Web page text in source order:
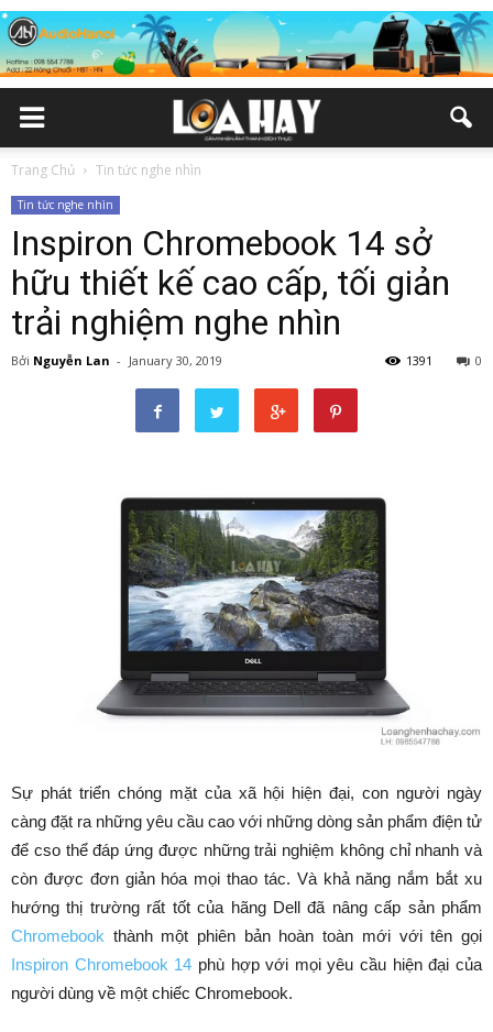
Trang Chủ Tin tức nghe nhìn
Tin tức nghe nhìn
Inspiron Chromebook 14 sở
hữu thiết kế cao cấp, tối giản
trải nghiệm nghe nhìn
Bởi Nguyễn Lan - January 30, 2019 0
1391
Sự phát triển chóng mặt của xã hội hiện đại, con người ngày
càng đặt ra những yêu cầu cao với những dòng sản phẩm điện tử
để cso thể đáp ứng được những trải nghiệm không chỉ nhanh và
còn được đơn giản hóa mọi thao tác. Và khả năng nắm bắt xu
hướng thị trường rất tốt của hãng Dell đã nâng cấp sản phẩm
Chromebook thành một phiên bản hoàn toàn mới với tên gọi
Inspiron Chromebook 14 phù hợp với mọi yêu cầu hiện đại của
người dùng về một chiếc Chromebook.